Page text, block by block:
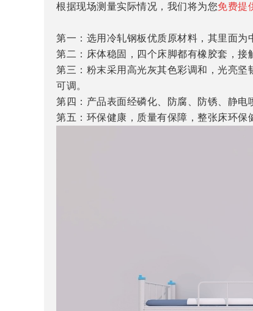
根据现场测量实际情况，我们将为您免费提
第一：选用冷轧钢板优质原材料，其里面为
第二：床体稳固，四个床脚都有橡胶套，接
第三：粉末采用高光灰其色彩调和，光亮
可调。
第四：产品表面经磷化、防腐、防锈、静电
第五：环保健康，质量有保障，整张床环保